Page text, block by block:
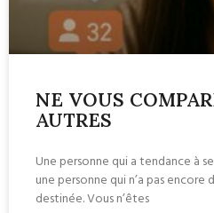
NE VOUS
AUTRES
Une personne qui a tendance à
une personne qui n’a pas
destinée. Vous n’êtes